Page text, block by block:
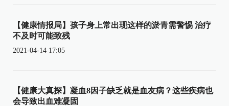
【健康情报局】孩子身上常出现这样的淤青需警惕 治疗
不及时可能致残
2021-04-14 17:05
【健康大真探】凝血8因子缺乏就是血友病？这些疾病也
会导致出血难凝固